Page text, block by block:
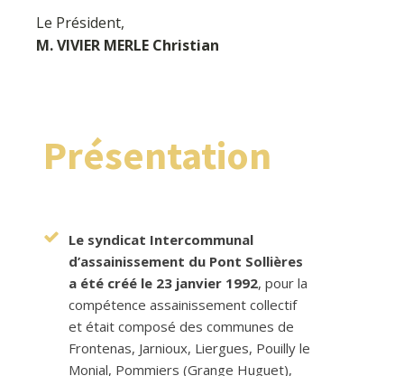
Le Président,
M. VIVIER MERLE Christian
Présentation
Le syndicat Intercommunal
d’assainissement du Pont Sollières
a été créé le 23 janvier 1992, pour la
compétence assainissement collectif
et était composé des communes de
Frontenas, Jarnioux, Liergues, Pouilly le
Monial, Pommiers (Grange Huguet),